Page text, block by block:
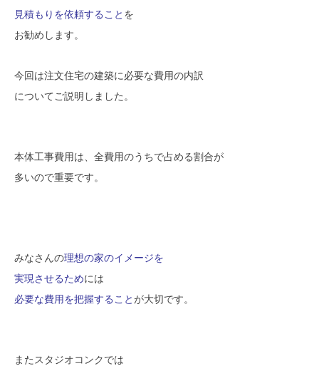
見積もりを依頼すること を
お勧めします。
今回は注文住宅の建築に必要な費用の内訳
についてご説明しました。
本体工事費用は、全費用のうちで占める割合が
多いので重要です。
みなさんの理想の家のイメージを
実現させるためには
必要な費用を把握することが大切です。
またスタジオコンクでは